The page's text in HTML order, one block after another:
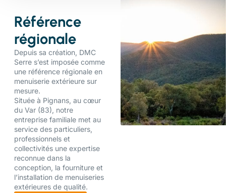
Référence
régionale
Depuis sa création, DMC
Serre s’est imposée comme
une référence régionale en
menuiserie extérieure sur
mesure.
Située à Pignans, au cœur
du Var (83), notre
entreprise familiale met au
service des particuliers,
professionnels et
collectivités une expertise
reconnue dans la
conception, la fourniture et
l’installation de menuiseries
extérieures de qualité.